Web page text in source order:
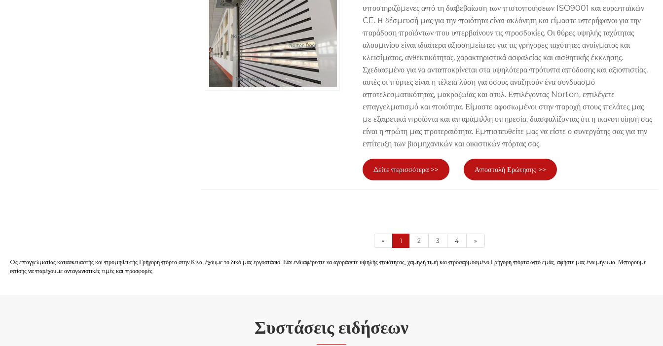
υποστηριζόμενες από τη διαβεβαίωση των πιστοποιήσεων ISO9001 και ευρωπαϊκών
CE. Η δέσμευσή μας για την ποιότητα είναι ακλόνητη και είμαστε υπερήφανοι για την
παράδοση προϊόντων που υπερβαίνουν τις προσδοκίες. Οι θύρες υψηλής ταχύτητας
αλουμινίου είναι ιδιαίτερα αξιοσημείωτες για τις γρήγορες ταχύτητες ανοίγματος και
κλεισίματος, ανθεκτικότητας, χαρακτηριστικά ασφαλείας και αισθητικής έκκλησης.
Σχεδιασμένο για να ανταποκρίνεται στα υψηλότερα πρότυπα απόδοσης και αξιοπιστίας,
αυτές οι πόρτες είναι η τέλεια λύση για όσους αναζητούν ένα συνδυασμό
αποτελεσματικότητας, μακροζωίας και στυλ. Επιλέγοντας Norton, επιλέγετε
επαγγελματισμό και ποιότητα. Είμαστε αφοσιωμένοι στην παροχή στους πελάτες μας
με εξαιρετικά προϊόντα και απαράμιλλη υπηρεσία, διασφαλίζοντας ότι η ικανοποίησή σας
είναι η πρώτη μας προτεραιότητα. Εμπιστευθείτε μας να είστε ο συνεργάτης σας για την
επίτευξη των βιομηχανικών και οικιστικών πόρτας σας.
Δείτε περισσότερα >> Αποστολή Ερώτησης >>
« 1 2 3 4 »
Ως επαγγελματίας κατασκευαστής και προμηθευτής Γρήγορη πόρτα στην Κίνα, έχουμε το δικό μας εργοστάσιο. Εάν ενδιαφέρεστε να αγοράσετε υψηλής ποιότητας, χαμηλή τιμή και προσαρμοσμένο Γρήγορη πόρτα από εμάς, αφήστε μας ένα μήνυμα. Μπορούμε
επίσης να παρέχουμε ανταγωνιστικές τιμές και προσφορές.
Συστάσεις ειδήσεων